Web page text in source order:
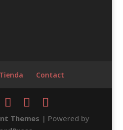
Tienda Contact
Themes | Powered by